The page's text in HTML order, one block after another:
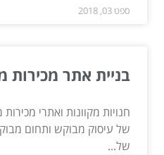
ספט 03, 2018
בניית אתר מכירות
חנויות מקוונות ואתרי
של עיסוק מבוקש ותחום
של...